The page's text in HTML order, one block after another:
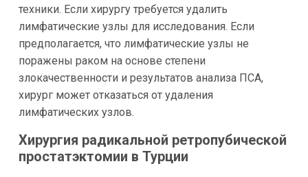
техники. Если хирургу требуется удалить
лимфатические узлы для исследования. Если
предполагается, что лимфатические узлы не
поражены раком на основе степени
злокачественности и результатов анализа ПСА,
хирург может отказаться от удаления
лимфатических узлов.
Хирургия радикальной ретропубической
простатэктомии в Турции